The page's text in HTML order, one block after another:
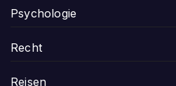
Psychologie
Recht
Reisen